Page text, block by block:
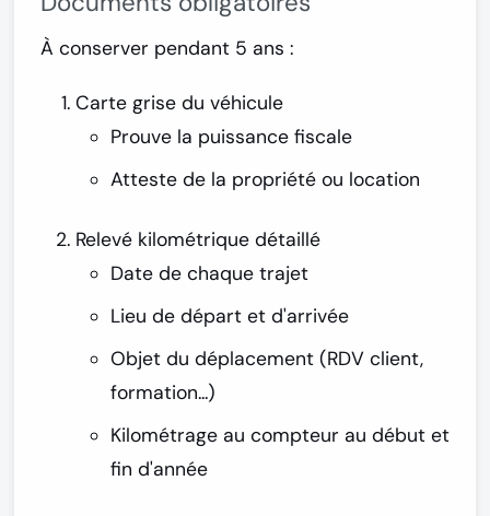
À conserver pendant 5 ans :
Carte grise du véhicule
Prouve la puissance fiscale
Atteste de la propriété ou location
Relevé kilométrique détaillé
Date de chaque trajet
Lieu de départ et d'arrivée
Objet du déplacement (RDV client,
formation...)
Kilométrage au compteur au début et
fin d'année